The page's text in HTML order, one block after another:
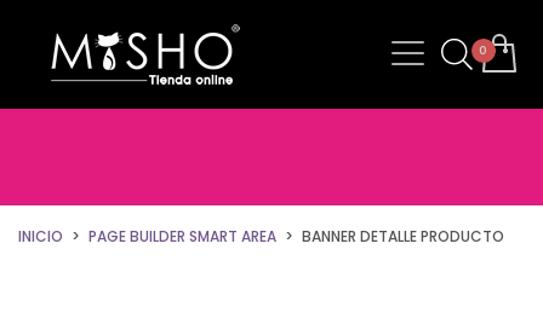
INICIO PAGE BUILDER SMART AREA BANNER DETALLE PRODUCTO